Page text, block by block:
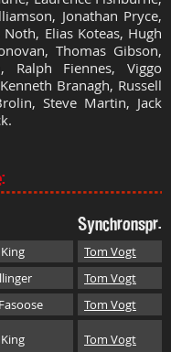
Jonathan Pryce,
Elias Koteas, Hugh
Thomas Gibson,
Ralph Fiennes, Viggo
Branagh, Russell
Steve Martin, Jack
Synchronspr.
Tom Vogt
Tom Vogt
Tom Vogt
Tom Vogt